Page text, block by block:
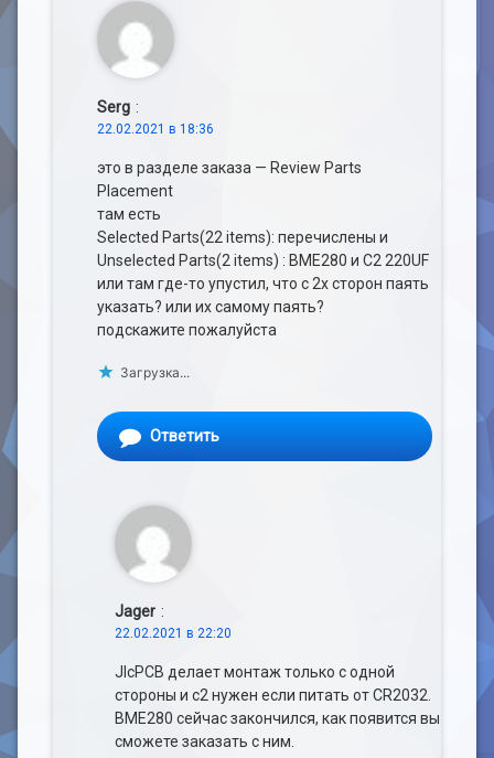
Serg :
22.02.2021 в 18:36
это в разделе заказа — Review Parts
Placement
там есть
Selected Parts(22 items): перечислены и
Unselected Parts(2 items) : BME280 и С2 220UF
или там где-то упустил, что с 2х сторон паять
указать? или их самому паять?
подскажите пожалуйста
Загрузка...
Ответить
Jager :
22.02.2021 в 22:20
JlcPCB делает монтаж только с одной
стороны и c2 нужен если питать от CR2032.
BME280 сейчас закончился, как появится вы
сможете заказать с ним.